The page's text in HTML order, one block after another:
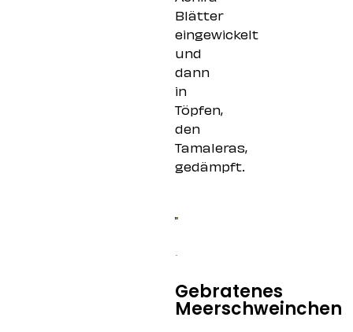
Blätter
eingewickelt
und
dann
in
Töpfen,
den
Tamaleras,
gedämpft.
Gebratenes
Meerschweinchen